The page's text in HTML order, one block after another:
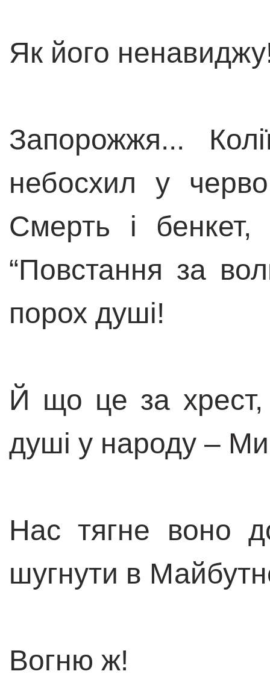
Як його
Запорожжя...
небосхил у
Смерть і
“Повстання за
порох душі!
Й що це за хрест,
душі у народу –
Нас тягне воно
шугнути в
Вогню ж!